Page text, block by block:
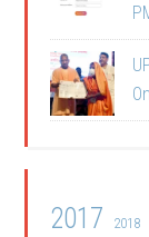
2017 2018